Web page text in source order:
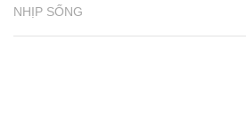
NHỊP SỐNG